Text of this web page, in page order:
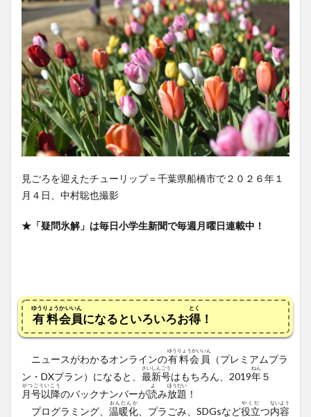
見ごろを迎えたチューリップ＝千葉県船橋市で２０２６年１
月４日、中村聡也撮影
★「疑問氷解」は毎日小学生新聞で毎週月曜日連載中！
有料
ゆうりょう
会員
かいいん
になるといろいろお得
とく
！
ニュースがわかるオンラインの有料会員
ゆうりょうかいいん
（プレミアムプラ
ン・DXプラン） になると、 最新号
さいしんごう
はもちろん、2019年
ねん
５
月号以降
がつごういこう
のバックナンバーが読
よ
み放題
ほうだい
！
プログラミング、 温暖化
おんだんか
、プラごみ、SDGsなど役立
やくだ
つ内容
ないよう